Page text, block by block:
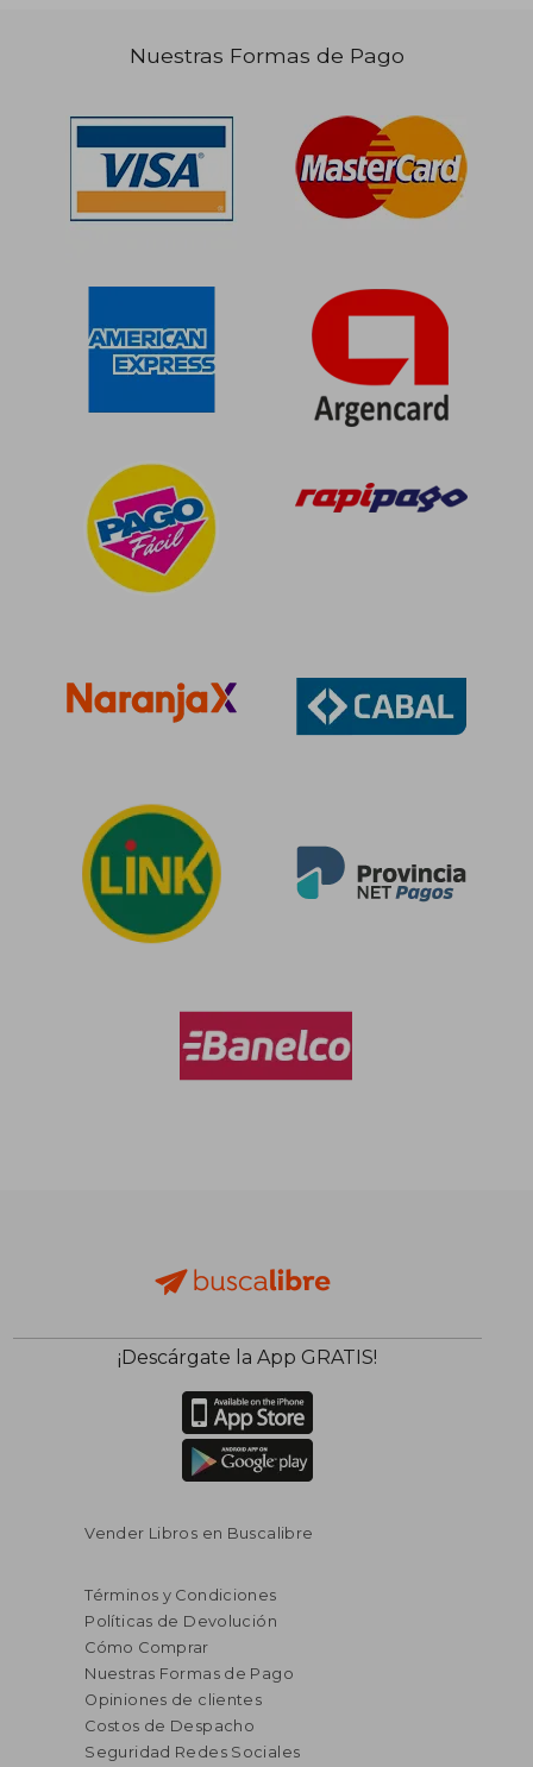
$ 55.130
Nuestras Formas de Pago
¡Descárgate la App GRATIS!
Vender Libros en Buscalibre
Términos y Condiciones
Políticas de Devolución
Cómo Comprar
Nuestras Formas de Pago
Opiniones de clientes
Costos de Despacho
Seguridad Redes Sociales